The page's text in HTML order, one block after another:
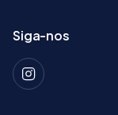
Siga-nos